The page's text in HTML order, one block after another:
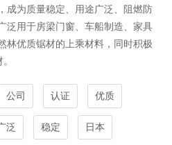
成为质量稳定、用途广泛、阻燃防
泛用于房梁门窗、车船制造、家具
林优质锯材的上乘材料，同时积极
公司 认证
优质
泛 稳定
日本